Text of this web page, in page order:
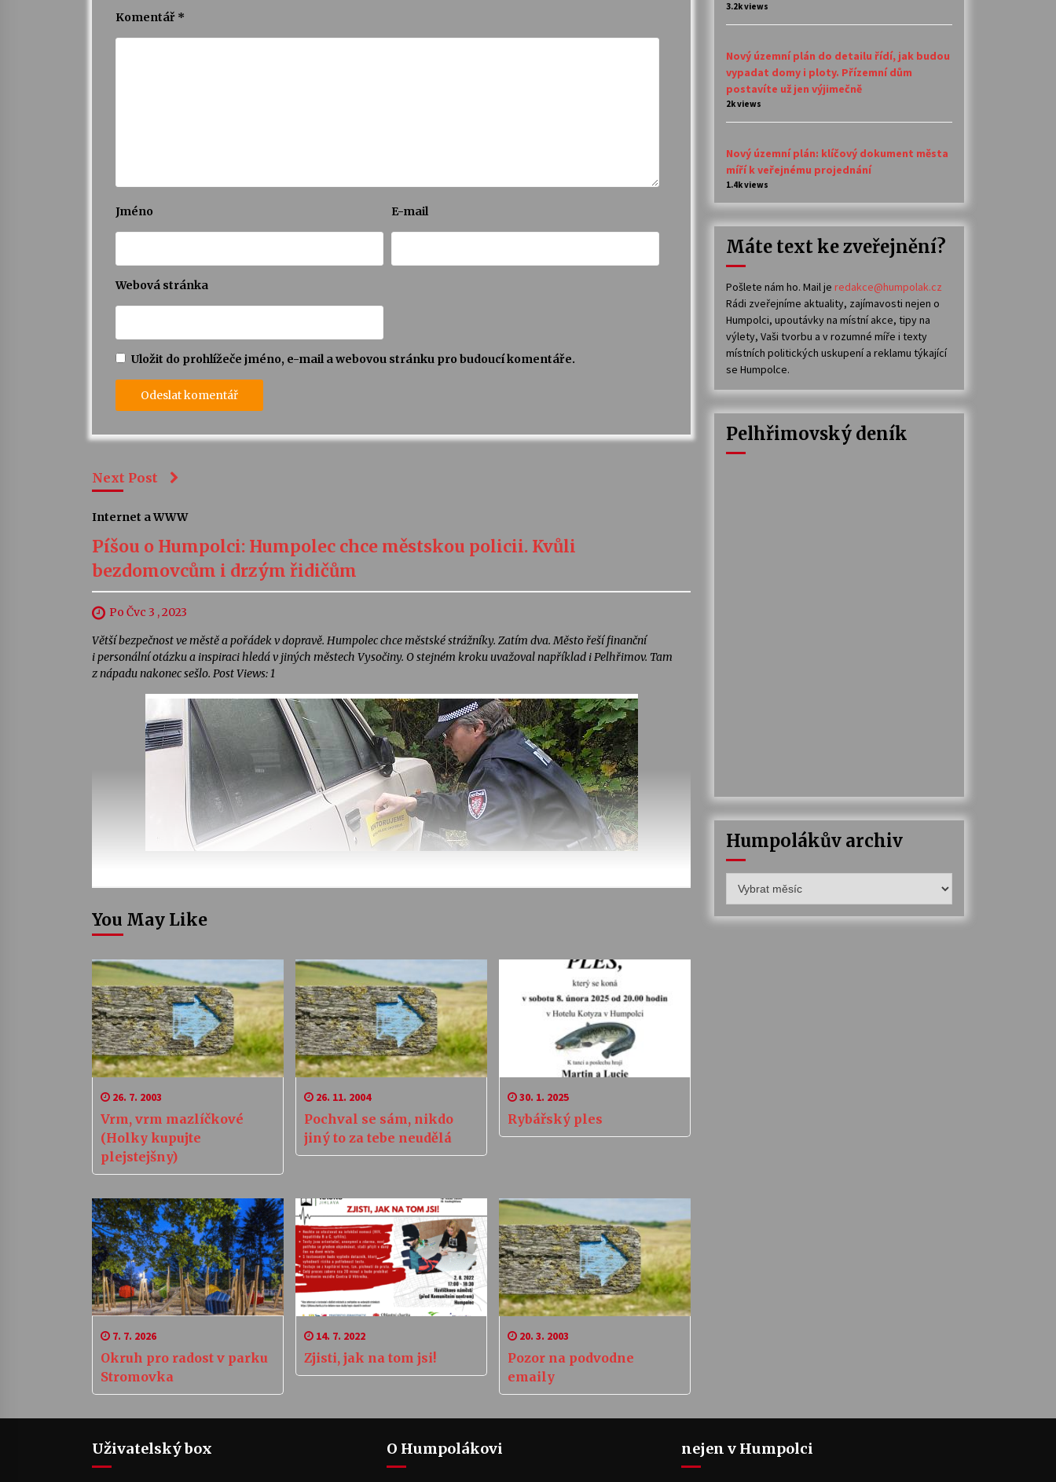
Komentář *
Jméno E-mail
Webová stránka
Uložit do prohlížeče jméno, e-mail a webovou stránku pro budoucí komentáře.
Next Post
Internet a WWW
Píšou o Humpolci: Humpolec chce městskou policii. Kvůli
bezdomovcům i drzým řidičům
Po Čvc 3 , 2023
Větší bezpečnost ve městě a pořádek v dopravě. Humpolec chce městské strážníky. Zatím dva. Město řeší finanční
i personální otázku a inspiraci hledá v jiných městech Vysočiny. O stejném kroku uvažoval například i Pelhřimov. Tam
z nápadu nakonec sešlo. Post Views: 1
You May Like
26. 7. 2003
Vrm, vrm mazlíčkové
(Holky kupujte
plejstejšny)
26. 11. 2004
Pochval se sám, nikdo
jiný to za tebe neudělá
30. 1. 2025
Rybářský ples
7. 7. 2026
Okruh pro radost v parku
Stromovka
14. 7. 2022
Zjisti, jak na tom jsi!
20. 3. 2003
Pozor na podvodne
emaily
3.2k views
Nový územní plán do detailu řídí, jak budou
vypadat domy i ploty. Přízemní dům
postavíte už jen výjimečně
2k views
Nový územní plán: klíčový dokument města
míří k veřejnému projednání
1.4k views
Máte text ke zveřejnění?
Pošlete nám ho. Mail je redakce@humpolak.cz
Rádi zveřejníme aktuality, zajímavosti nejen o
Humpolci, upoutávky na místní akce, tipy na
výlety, Vaši tvorbu a v rozumné míře i texty
místních politických uskupení a reklamu týkající
se Humpolce.
Pelhřimovský deník
Humpolákův archiv
archiv
Uživatelský box O Humpolákovi nejen v Humpolci